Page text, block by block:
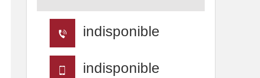
indisponible
indisponible